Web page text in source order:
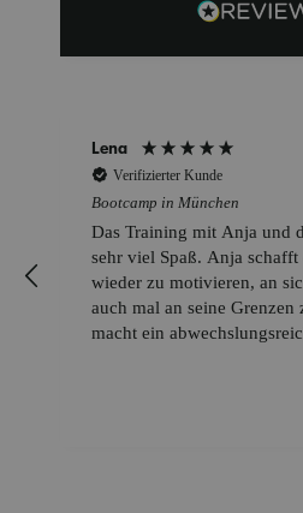
Lena
Verifizierter Kunde
Bootcamp in München
Das Training mit Anja und
sehr viel Spaß. Anja schafft
wieder zu motivieren, an
auch mal an seine Grenzen
macht ein